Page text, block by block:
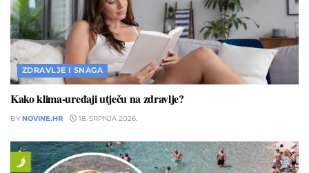
ZDRAVLJE I SNAGA
Kako klima-uređaji utječu na zdravlje?
BY NOVINE.HR 18. SRPNJA 2026.